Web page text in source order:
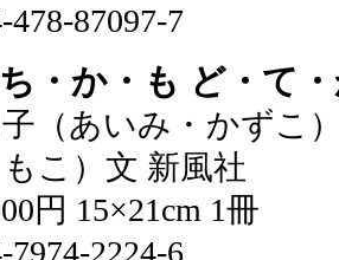
478-87097-7
・か・も ど・て
（あいみ・かずこ
こ）文 新風社
円 15×21cm 1冊
7974-2224-6